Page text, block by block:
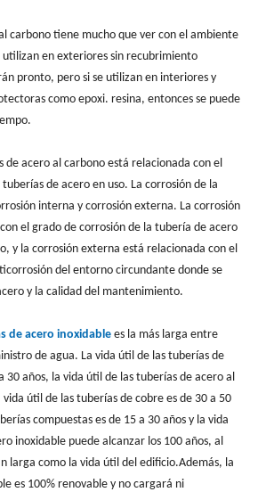
carbono tiene mucho que ver con el ambiente
utilizan en exteriores sin recubrimiento
pronto, pero si se utilizan en interiores y
como epoxi. resina, entonces se puede
de acero al carbono está relacionada con el
de acero en uso. La corrosión de la
interna y corrosión externa. La corrosión
el grado de corrosión de la tubería de acero
y la corrosión externa está relacionada con el
del entorno circundante donde se
y la calidad del mantenimiento.
de acero inoxidablees la más larga entre
de agua. La vida útil de las tuberías de
30 años, la vida útil de las tuberías de acero al
útil de las tuberías de cobre es de 30 a 50
compuestas es de 15 a 30 años y la vida
inoxidable puede alcanzar los 100 años, al
larga como la vida útil del edificio.Además, la
es 100% renovable y no cargará ni